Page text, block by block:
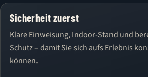
Sicherheit zuerst
Klare Einweisung, Indoor-Stand und
Schutz – damit Sie sich aufs Erlebnis
können.